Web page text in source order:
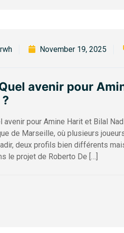
November 19, 2025
avenir pour
avenir pour Amine Harit et Bilal
de Marseille, où plusieurs
deux profils bien différents
le projet de Roberto De […]